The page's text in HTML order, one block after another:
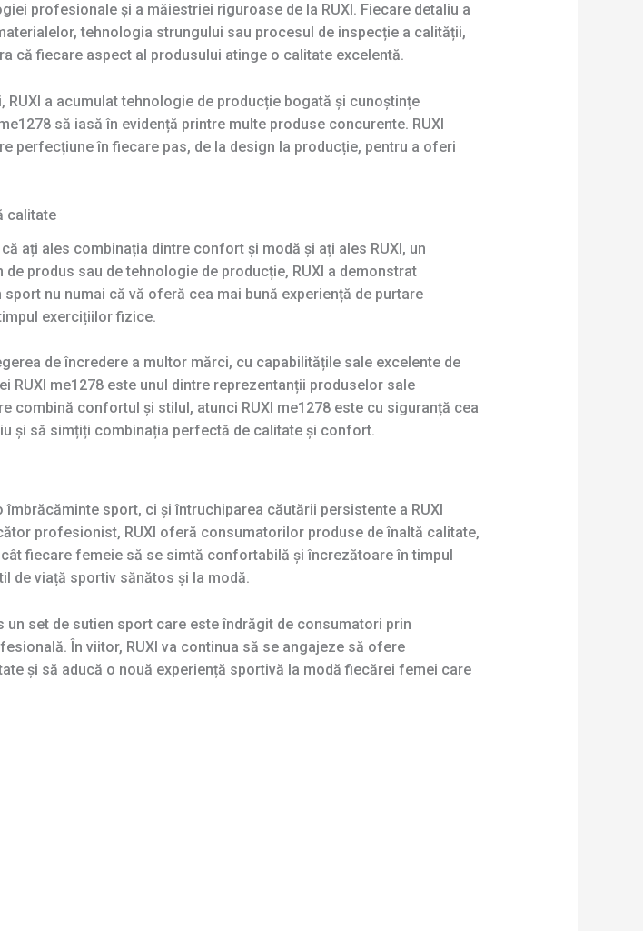
profesionale și a măiestriei riguroase de la RUXI. Fiecare detaliu a
tehnologia strungului sau procesul de inspecție a calității,
că fiecare aspect al produsului atinge o calitate excelentă.
a acumulat tehnologie de producție bogată și cunoștințe
să iasă în evidență printre multe produse concurente. RUXI
perfecțiune în fiecare pas, de la design la producție, pentru a oferi
calitate
ați ales combinația dintre confort și modă și ați ales RUXI, un
produs sau de tehnologie de producție, RUXI a demonstrat
nu numai că vă oferă cea mai bună experiență de purtare
exercițiilor fizice.
de încredere a multor mărci, cu capabilitățile sale excelente de
me1278 este unul dintre reprezentanții produselor sale
combină confortul și stilul, atunci RUXI me1278 este cu siguranță cea
și să simțiți combinația perfectă de calitate și confort.
sport, ci și întruchiparea căutării persistente a RUXI
profesionist, RUXI oferă consumatorilor produse de înaltă calitate,
fiecare femeie să se simtă confortabilă și încrezătoare în timpul
de viață sportiv sănătos și la modă.
un set de sutien sport care este îndrăgit de consumatori prin
În viitor, RUXI va continua să se angajeze să ofere
și să aducă o nouă experiență sportivă la modă fiecărei femei care